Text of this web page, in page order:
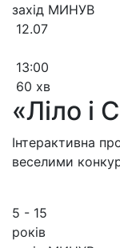
захід МИНУВ
12.07
13:00
60 хв
«Ліло і
Інтерактивна
веселими
5 - 15
років